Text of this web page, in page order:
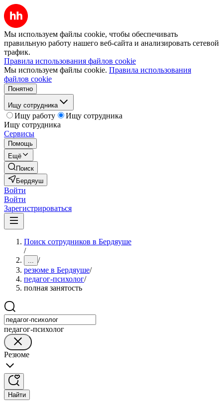
Мы используем файлы cookie, чтобы обеспечивать
правильную работу нашего веб-сайта и анализировать сетевой
трафик.
Правила использования файлов cookie
Мы используем файлы cookie. Правила использования
файлов cookie
Понятно
Ищу сотрудника
Ищу работу
Ищу сотрудника
Ищу сотрудника
Сервисы
Помощь
Ещё
Поиск
Бердяуш
Войти
Войти
Зарегистрироваться
Поиск сотрудников в Бердяуше
/
... /
резюме в Бердяуше/
педагог-психолог/
полная занятость
педагог-психолог
Резюме
Найти